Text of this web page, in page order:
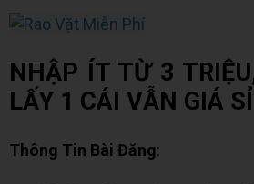
NHẬP ÍT TỪ 3
LẤY 1 CÁI VẪN GIÁ
Thông Tin Bài Đăng: